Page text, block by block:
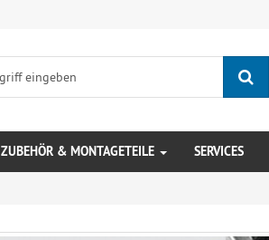
ZUBEHÖR & MONTAGETEILE SERVICES